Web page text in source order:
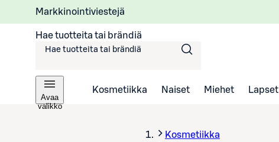
Markkinointiviestejä
Hae tuotteita tai brändiä
Avaa
valikko
Kosmetiikka Naiset Miehet Lapset
Kosmetiikka